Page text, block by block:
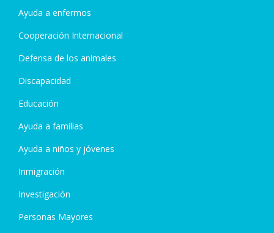
Ayuda a enfermos
Cooperación Internacional
Defensa de los animales
Discapacidad
Educación
Ayuda a familias
Ayuda a niños y jóvenes
Inmigración
Investigación
Personas Mayores